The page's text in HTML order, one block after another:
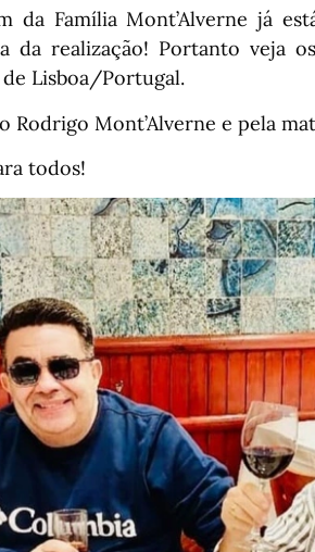
da Família Mont’Alverne já
da realização! Portanto veja
Lisboa/Portugal.
Rodrigo Mont’Alverne e pela
todos!